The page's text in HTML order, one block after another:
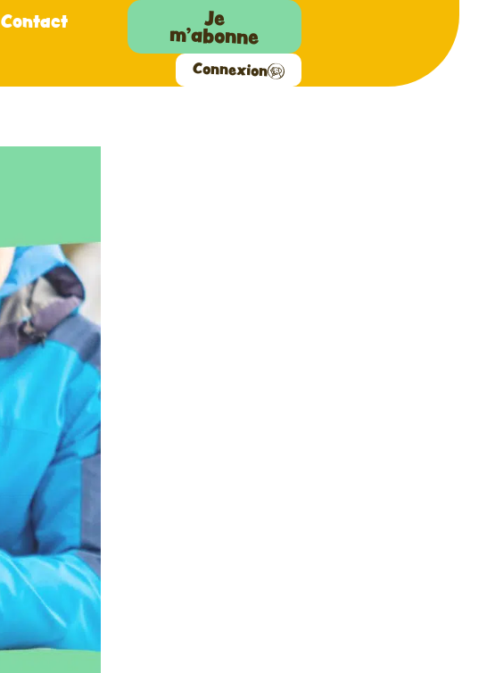
Contact Je
m'abonne
Connexion